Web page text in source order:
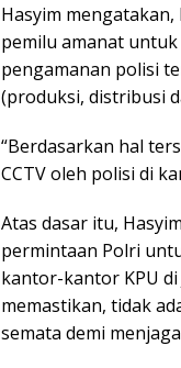
Hasyim
pemilu amanat
pengamanan polisi
(produksi, distribusi
“Berdasarkan hal
CCTV oleh polisi di
Atas dasar itu,
permintaan Polri
kantor-kantor KPU
memastikan, tidak
semata demi